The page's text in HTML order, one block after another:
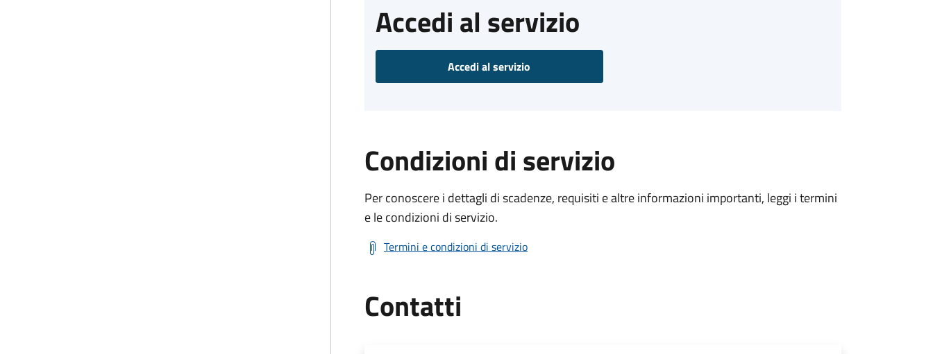
Accedi al servizio
Accedi al servizio
Condizioni di servizio
Per conoscere i dettagli di scadenze, requisiti e altre informazioni importanti, leggi i termini
e le condizioni di servizio.
Termini e condizioni di servizio
Contatti